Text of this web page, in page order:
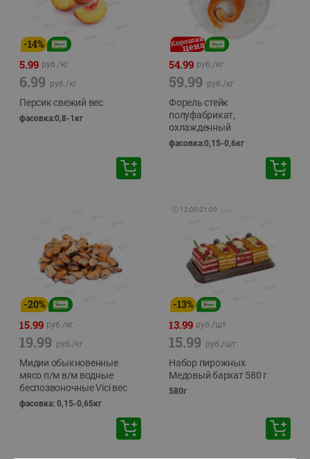
-14%
5.99 руб./кг
6.99 руб./кг
Персик свежий вес
фасовка:0,8-1кг
54.99 руб./кг
59.99 руб./кг
Форель стейк
полуфабрикат,
охлажденный
фасовка:0,15-0,6кг
-20%
15.99 руб./кг
19.99 руб./кг
Мидии обыкновенные
мясо п/м в/м водные
беспозвоночные Vici вес
фасовка: 0,15-0,65кг
🕘 12:00-21:00
-13%
13.99 руб./шт
15.99 руб./шт
Набор пирожных
Медовый бархат 580 г
580г